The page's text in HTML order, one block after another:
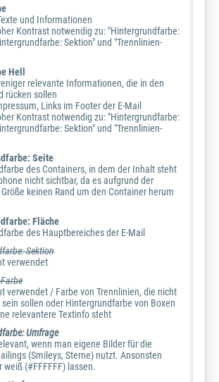
und Informationen
Kontrast notwendig zu: "Hintergrundfarbe:
Sektion" und "Trennlinien-
Hell
relevante Informationen, die in den
rücken sollen
Links im Footer der E-Mail
Kontrast notwendig zu: "Hintergrundfarbe:
Sektion" und "Trennlinien-
Seite
des Containers, in dem der Inhalt steht
nicht sichtbar, da es aufgrund der
keinen Rand um den Container herum
Fläche
des Hauptbereiches der E-Mail
Sektion
verwendet
verwendet / Farbe von Trennlinien, die nicht
sollen oder Hintergrundfarbe von Boxen
relevantere Textinfo steht
Umfrage
wenn man eigene Bilder für die
(Smileys, Sterne) nutzt. Ansonsten
weiß (#FFFFFF) lassen.